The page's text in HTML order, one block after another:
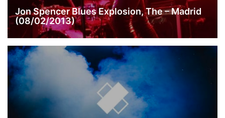
Jon Spencer Blues Explosion, The – Madrid
(08/02/2013)